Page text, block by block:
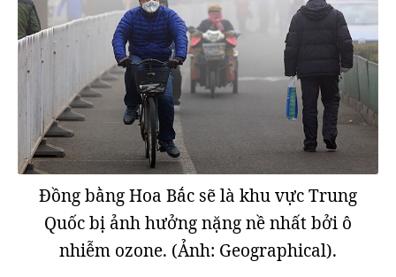
Đồng bằng Hoa Bắc sẽ là khu vực Trung
Quốc bị ảnh hưởng nặng nề nhất bởi ô
nhiễm ozone. (Ảnh: Geographical).